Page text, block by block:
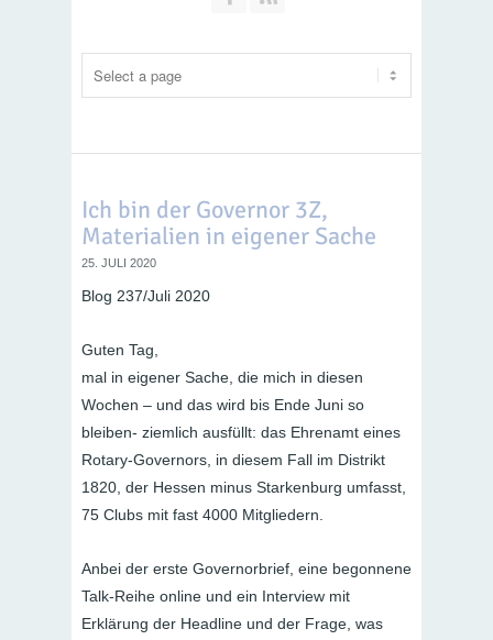
Ich bin der Governor 3Z,
Materialien in eigener Sache
25. JULI 2020
Blog 237/Juli 2020
Guten Tag,
mal in eigener Sache, die mich in diesen
Wochen – und das wird bis Ende Juni so
bleiben- ziemlich ausfüllt: das Ehrenamt eines
Rotary-Governors, in diesem Fall im Distrikt
1820, der Hessen minus Starkenburg umfasst,
75 Clubs mit fast 4000 Mitgliedern.
Anbei der erste Governorbrief, eine begonnene
Talk-Reihe online und ein Interview mit
Erklärung der Headline und der Frage, was